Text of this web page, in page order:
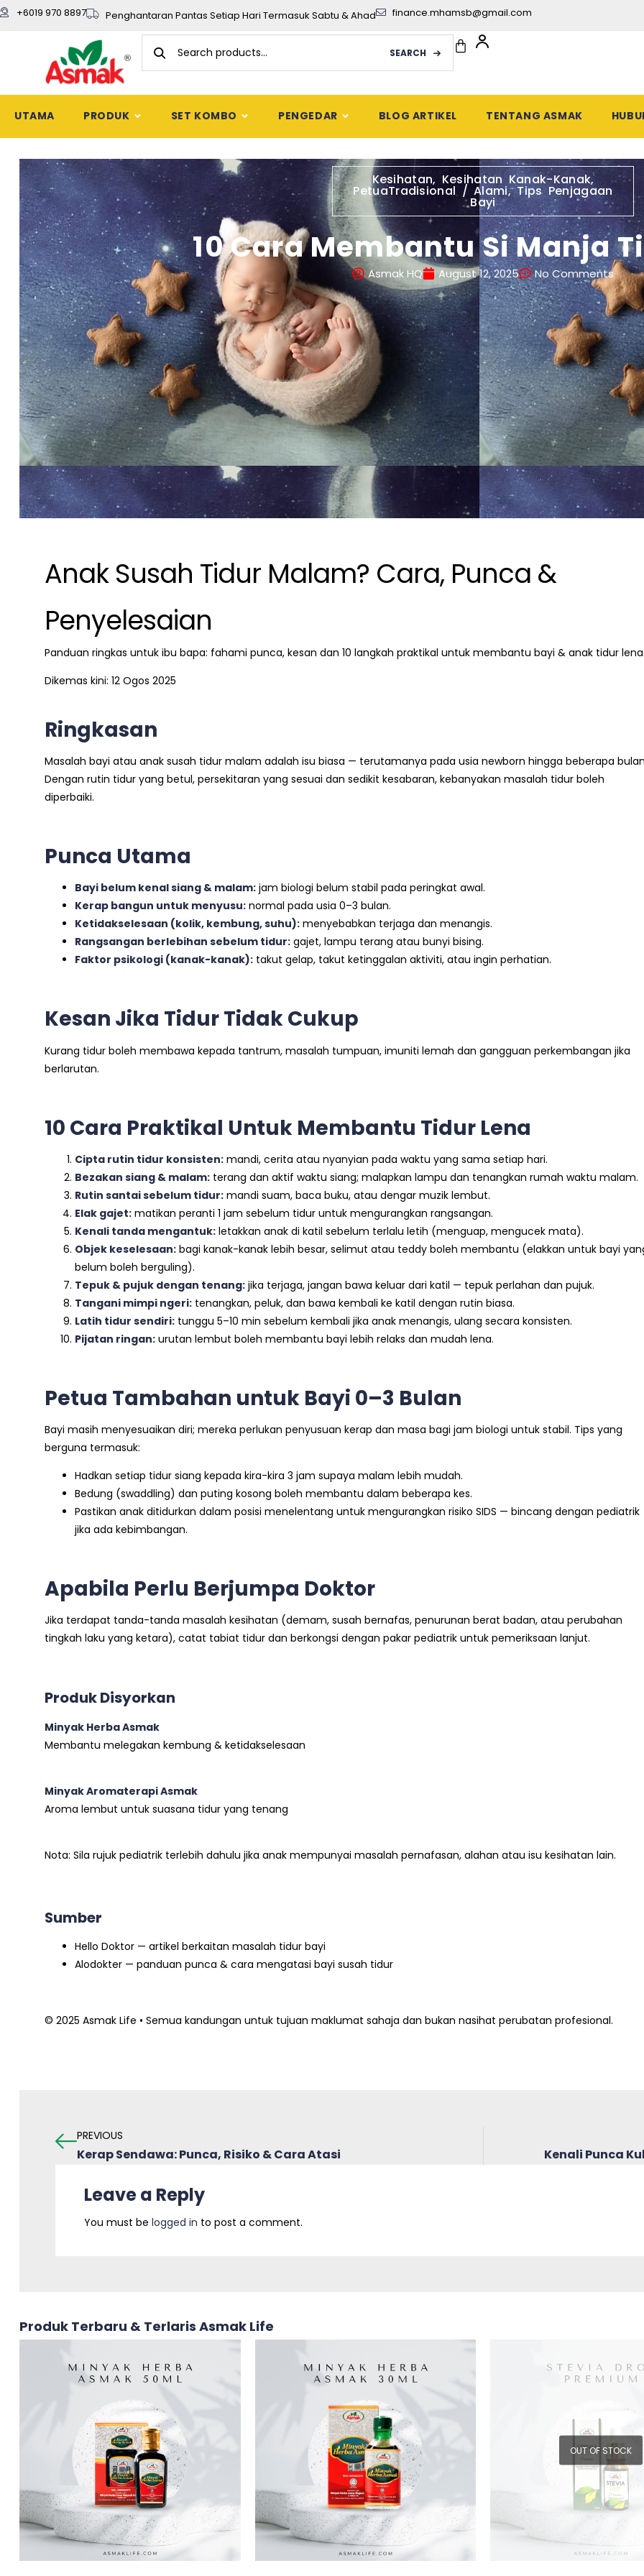
+6019 970 8897 Penghantaran Pantas Setiap Hari Termasuk Sabtu & Ahad finance.mhamsb@gmail.com
SEARCH
UTAMA PRODUK SET KOMBO PENGEDAR BLOG ARTIKEL TENTANG ASMAK
Kesihatan, Kesihatan Kanak-Kanak,
PetuaTradisional / Alami,Tips Penjagaan
Bayi
10 Cara Membantu Si Manja
Asmak HQ August 12, 2025 No Comments
Anak Susah Tidur Malam? Cara, Punca &
Penyelesaian
Panduan ringkas untuk ibu bapa: fahami punca, kesan dan 10 langkah praktikal untuk membantu bayi & anak tidur
Dikemas kini: 12 Ogos 2025
Ringkasan
Masalah bayi atau anak susah tidur malam adalah isu biasa — terutamanya pada usia newborn hingga beberapa
Dengan rutin tidur yang betul, persekitaran yang sesuai dan sedikit kesabaran, kebanyakan masalah tidur boleh
diperbaiki.
Punca Utama
Bayi belum kenal siang & malam: jam biologi belum stabil pada peringkat awal.
Kerap bangun untuk menyusu: normal pada usia 0–3 bulan.
Ketidakselesaan (kolik, kembung, suhu): menyebabkan terjaga dan menangis.
Rangsangan berlebihan sebelum tidur: gajet, lampu terang atau bunyi bising.
Faktor psikologi (kanak-kanak): takut gelap, takut ketinggalan aktiviti, atau ingin perhatian.
Kesan Jika Tidur Tidak Cukup
Kurang tidur boleh membawa kepada tantrum, masalah tumpuan, imuniti lemah dan gangguan perkembangan jika
berlarutan.
10 Cara Praktikal Untuk Membantu Tidur Lena
Cipta rutin tidur konsisten: mandi, cerita atau nyanyian pada waktu yang sama setiap hari.
Bezakan siang & malam: terang dan aktif waktu siang; malapkan lampu dan tenangkan rumah waktu malam.
Rutin santai sebelum tidur: mandi suam, baca buku, atau dengar muzik lembut.
Elak gajet: matikan peranti 1 jam sebelum tidur untuk mengurangkan rangsangan.
Kenali tanda mengantuk: letakkan anak di katil sebelum terlalu letih (menguap, mengucek mata).
Objek keselesaan: bagi kanak-kanak lebih besar, selimut atau teddy boleh membantu (elakkan untuk bayi
belum boleh berguling).
Tepuk & pujuk dengan tenang: jika terjaga, jangan bawa keluar dari katil — tepuk perlahan dan pujuk.
Tangani mimpi ngeri: tenangkan, peluk, dan bawa kembali ke katil dengan rutin biasa.
Latih tidur sendiri: tunggu 5–10 min sebelum kembali jika anak menangis, ulang secara konsisten.
Pijatan ringan: urutan lembut boleh membantu bayi lebih relaks dan mudah lena.
Petua Tambahan untuk Bayi 0–3 Bulan
Bayi masih menyesuaikan diri; mereka perlukan penyusuan kerap dan masa bagi jam biologi untuk stabil. Tips yang
berguna termasuk:
Hadkan setiap tidur siang kepada kira-kira 3 jam supaya malam lebih mudah.
Bedung (swaddling) dan puting kosong boleh membantu dalam beberapa kes.
Pastikan anak ditidurkan dalam posisi menelentang untuk mengurangkan risiko SIDS — bincang dengan pediatrik
jika ada kebimbangan.
Apabila Perlu Berjumpa Doktor
Jika terdapat tanda-tanda masalah kesihatan (demam, susah bernafas, penurunan berat badan, atau perubahan
tingkah laku yang ketara), catat tabiat tidur dan berkongsi dengan pakar pediatrik untuk pemeriksaan lanjut.
Produk Disyorkan
Minyak Herba Asmak
Membantu melegakan kembung & ketidakselesaan
Minyak Aromaterapi Asmak
Aroma lembut untuk suasana tidur yang tenang
Nota: Sila rujuk pediatrik terlebih dahulu jika anak mempunyai masalah pernafasan, alahan atau isu kesihatan lain.
Sumber
Hello Doktor — artikel berkaitan masalah tidur bayi
Alodokter — panduan punca & cara mengatasi bayi susah tidur
© 2025 Asmak Life • Semua kandungan untuk tujuan maklumat sahaja dan bukan nasihat perubatan profesional.
PREVIOUS
Kerap Sendawa: Punca, Risiko & Cara Atasi Kenali Punca
Leave a Reply
You must be logged in to post a comment.
Produk Terbaru & Terlaris Asmak Life
OUT OF STOCK